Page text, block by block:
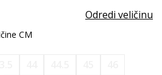
Odredi veličinu
CM